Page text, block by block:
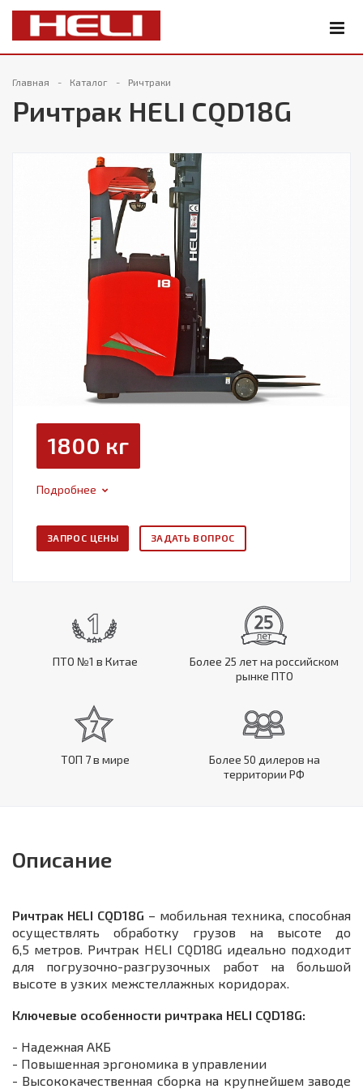
Главная Каталог Ричтраки
Ричтрак HELI CQD18G
1800 кг
Подробнее
ЗАПРОС ЦЕНЫ ЗАДАТЬ ВОПРОС
ПТО №1 в Китае
Более 25 лет на российском
рынке ПТО
ТОП 7 в мире
Более 50 дилеров на
территории РФ
Описание
Ричтрак HELI CQD18G – мобильная техника, способная
осуществлять обработку грузов на высоте до
6,5 метров. Ричтрак HELI CQD18G идеально подходит
для погрузочно-разгрузочных работ на большой
высоте в узких межстеллажных коридорах.
Ключевые особенности ричтрака HELI CQD18G:
- Надежная АКБ
- Повышенная эргономика в управлении
- Высококачественная сборка на крупнейшем заводе